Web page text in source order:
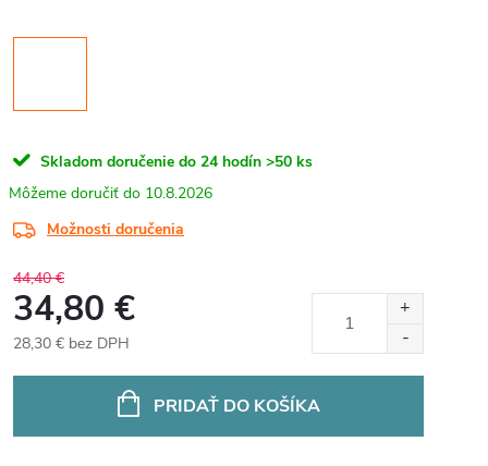
Skladom doručenie do 24 hodín >50 ks
10.8.2026
Možnosti doručenia
44,40 €
34,80 €
28,30 € bez DPH
PRIDAŤ DO KOŠÍKA